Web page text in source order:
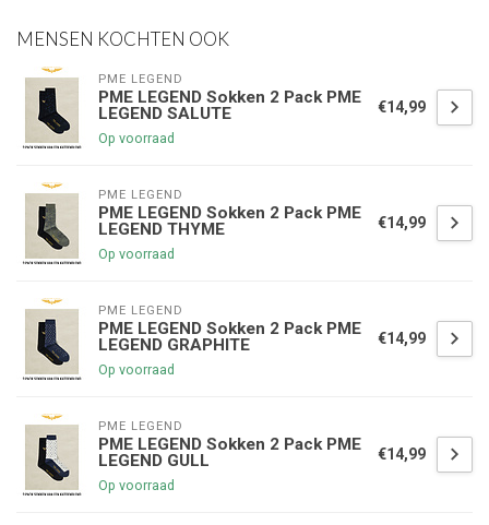
MENSEN KOCHTEN OOK
PME LEGEND
PME LEGEND Sokken 2 Pack PME
LEGEND SALUTE
Op voorraad
€14,99
PME LEGEND
PME LEGEND Sokken 2 Pack PME
LEGEND THYME
Op voorraad
€14,99
PME LEGEND
PME LEGEND Sokken 2 Pack PME
LEGEND GRAPHITE
Op voorraad
€14,99
PME LEGEND
PME LEGEND Sokken 2 Pack PME
LEGEND GULL
Op voorraad
€14,99